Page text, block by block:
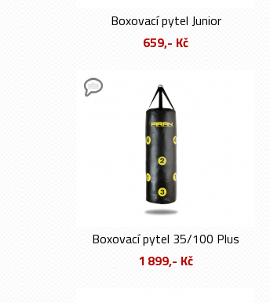
Boxovací pytel Junior
659,- Kč
Boxovací pytel 35/100 Plus
1 899,- Kč